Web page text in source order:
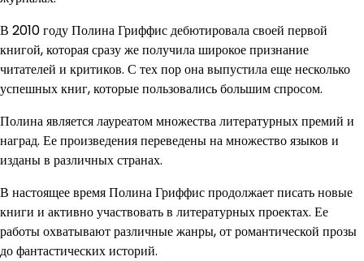
В 2010 году Полина Гриффис дебютировала своей первой
книгой, которая сразу же получила широкое признание
читателей и критиков. С тех пор она выпустила еще несколько
успешных книг, которые пользовались большим спросом.
Полина является лауреатом множества литературных премий и
наград. Ее произведения переведены на множество языков и
изданы в различных странах.
В настоящее время Полина Гриффис продолжает писать новые
книги и активно участвовать в литературных проектах. Ее
работы охватывают различные жанры, от романтической прозы
до фантастических историй.